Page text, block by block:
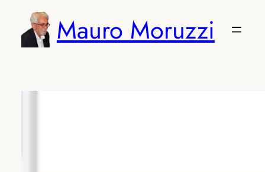
contenuto
Mauro Moruzzi